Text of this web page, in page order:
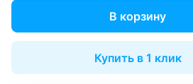
В корзину
Купить в 1 клик